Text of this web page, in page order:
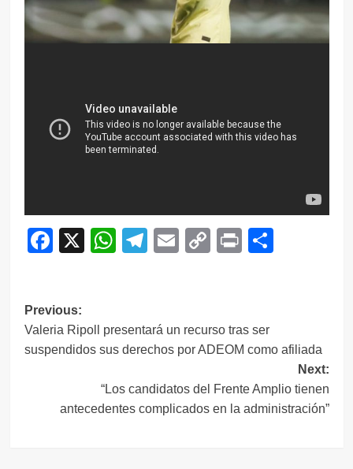
Facebook
X WhatsApp
Telegram
EmailCopy
Print
Navegación
de
entradas
Previous:
Valeria Ripoll presentará un recurso tras ser
suspendidos sus derechos por ADEOM como afiliada
Next:
“Los candidatos del Frente Amplio tienen
antecedentes complicados en la administración”